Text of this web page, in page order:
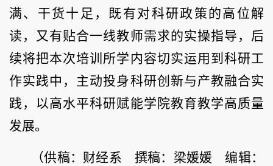
满、干货十足，既有对科研政策的高位解
读，又有贴合一线教师需求的实操指导，后
续将把本次培训所学内容切实运用到科研工
作实践中，主动投身科研创新与产教融合实
践，以高水平科研赋能学院教育教学高质量
发展。
（供稿：财经系 撰稿：梁媛媛 编辑：